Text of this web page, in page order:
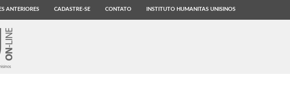
ANTERIORES CADASTRE-SE CONTATO INSTITUTO HUMANITAS UNISINOS